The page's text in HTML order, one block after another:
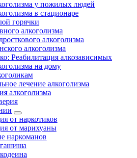
у пожилых людей
в стационаре
горячки
алкоголизма
алкоголизма
алкоголизма
Реабилитация алкозависимых
на дому
лечение алкоголизма
алкоголизма
от наркотиков
от марихуаны
наркоманов